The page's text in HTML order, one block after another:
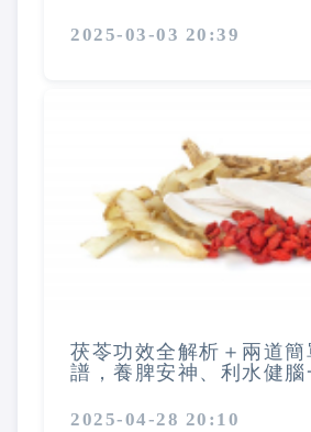
2025-03-03 20:39
茯苓功效全解析＋兩道簡
譜，養脾安神、利水健腦
2025-04-28 20:10